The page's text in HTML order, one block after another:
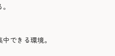
できる環境。